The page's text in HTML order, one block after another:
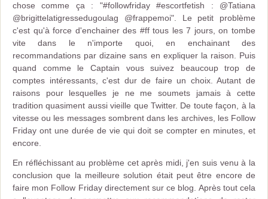
chose comme ça : "#followfriday #escortfetish : @Tatiana
@brigittelatigressedugoulag @frappemoi". Le petit problème
c'est qu'à force d'enchainer des #ff tous les 7 jours, on tombe
vite dans le n'importe quoi, en enchainant des
recommandations par dizaine sans en expliquer la raison. Puis
quand comme le Captain vous suivez beaucoup trop de
comptes intéressants, c'est dur de faire un choix. Autant de
raisons pour lesquelles je ne me soumets jamais à cette
tradition quasiment aussi vieille que Twitter. De toute façon, à la
vitesse ou les messages sombrent dans les archives, les Follow
Friday ont une durée de vie qui doit se compter en minutes, et
encore.
En réfléchissant au problème cet après midi, j'en suis venu à la
conclusion que la meilleure solution était peut être encore de
faire mon Follow Friday directement sur ce blog. Après tout cela